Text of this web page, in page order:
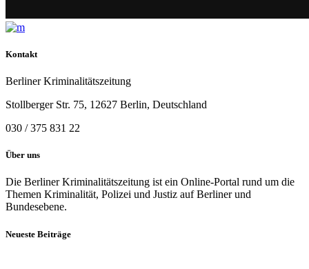
Kontakt
Berliner Kriminalitätszeitung
Stollberger Str. 75, 12627 Berlin, Deutschland
030 / 375 831 22
Über uns
Die Berliner Kriminalitätszeitung ist ein Online-Portal rund um die
Themen Kriminalität, Polizei und Justiz auf Berliner und
Bundesebene.
Neueste Beiträge